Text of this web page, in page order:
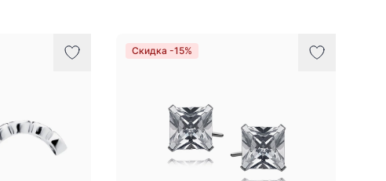
Скидка -15%